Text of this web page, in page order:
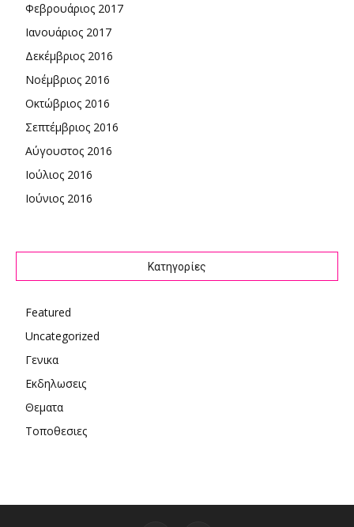
Φεβρουάριος 2017
Ιανουάριος 2017
Δεκέμβριος 2016
Νοέμβριος 2016
Οκτώβριος 2016
Σεπτέμβριος 2016
Αύγουστος 2016
Ιούλιος 2016
Ιούνιος 2016
Kατηγορίες
Featured
Uncategorized
Γενικα
Εκδηλωσεις
Θεματα
Τοποθεσιες